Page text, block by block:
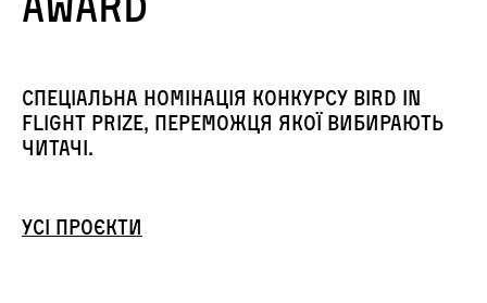
Спеціальна номінація конкурсу Bird in
Flight Prize, переможця якої вибирають
читачі.
Усі проєкти